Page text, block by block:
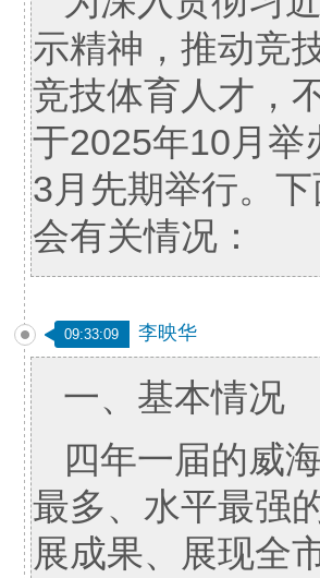
示精神，推动竞
竞技体育人才，
于2025年10月举
3月先期举行。
会有关情况：
09:33:09 李映华
一、基本情况
四年一届的威
最多、水平最强
展成果、展现全